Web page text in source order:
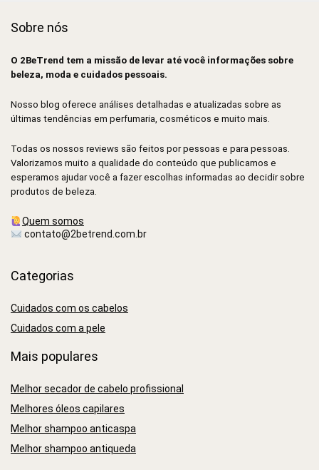
Sobre nós
O 2BeTrend tem a missão de levar até você informações sobre
beleza, moda e cuidados pessoais.
Nosso blog oferece análises detalhadas e atualizadas sobre as
últimas tendências em perfumaria, cosméticos e muito mais.
Todas os nossos reviews são feitos por pessoas e para pessoas.
Valorizamos muito a qualidade do conteúdo que publicamos e
esperamos ajudar você a fazer escolhas informadas ao decidir sobre
produtos de beleza.
Quem somos
contato@2betrend.com.br
Categorias
Cuidados com os cabelos
Cuidados com a pele
Mais populares
Melhor secador de cabelo profissional
Melhores óleos capilares
Melhor shampoo anticaspa
Melhor shampoo antiqueda